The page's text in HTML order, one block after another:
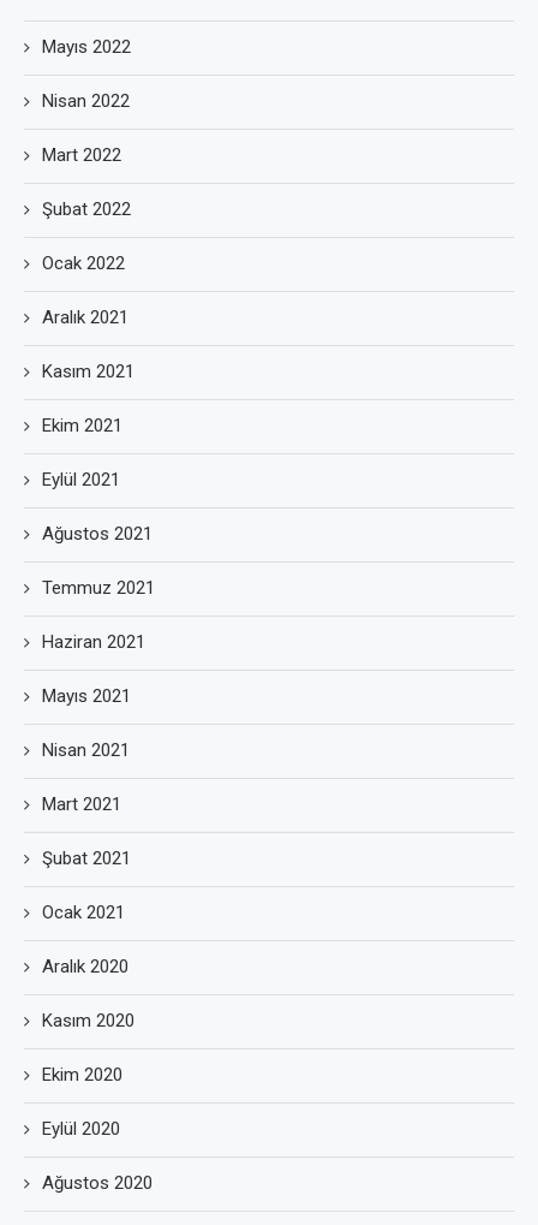
Mayıs 2022
Nisan 2022
Mart 2022
Şubat 2022
Ocak 2022
Aralık 2021
Kasım 2021
Ekim 2021
Eylül 2021
Ağustos 2021
Temmuz 2021
Haziran 2021
Mayıs 2021
Nisan 2021
Mart 2021
Şubat 2021
Ocak 2021
Aralık 2020
Kasım 2020
Ekim 2020
Eylül 2020
Ağustos 2020